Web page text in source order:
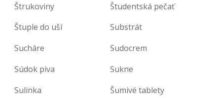
Štrukoviny
Študentská pečať
Štuple do uší
Substrát
Sucháre
Sudocrem
Súdok piva
Sukne
Sulinka
Šumivé tablety